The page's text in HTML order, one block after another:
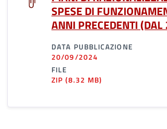
SPESE DI
ANNI PRECEDENTI
DATA PUBBLICAZIONE
20/09/2024
FILE
ZIP(8.32 MB)